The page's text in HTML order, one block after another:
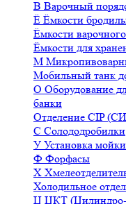
В Варочный
Ё Ёмкости
Ёмкости
Ёмкости для
М
Мобильный танк
О Оборудование
банки
Отделение CIP
С Солододробилки
У Установка
Ф Форфасы
Х
Холодильное
Ц ЦКТ (Цилиндро-